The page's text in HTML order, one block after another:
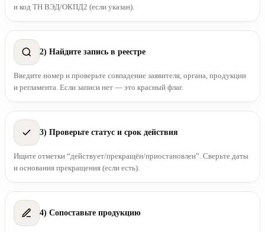
и код ТН ВЭД/ОКПД2 (если указан).
2) Найдите запись в реестре
Введите номер и проверьте совпадение заявителя, органа, продукции
и регламента. Если записи нет — это красный флаг.
3) Проверьте статус и срок действия
Ищите отметки “действует/прекращён/приостановлен”. Сверьте даты
и основания прекращения (если есть).
4) Сопоставьте продукцию